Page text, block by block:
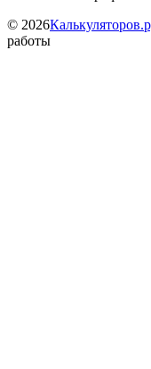
© 2026
работы